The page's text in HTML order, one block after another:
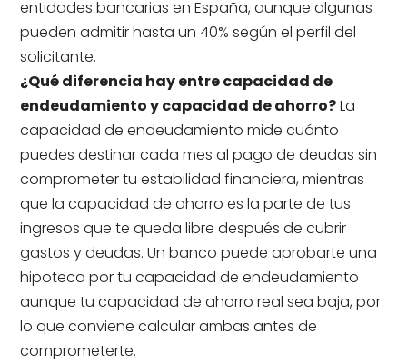
entidades bancarias en España, aunque algunas
pueden admitir hasta un 40% según el perfil del
solicitante.
¿Qué diferencia hay entre capacidad de
endeudamiento y capacidad de ahorro?La
capacidad de endeudamiento mide cuánto
puedes destinar cada mes al pago de deudas sin
comprometer tu estabilidad financiera, mientras
que la capacidad de ahorro es la parte de tus
ingresos que te queda libre después de cubrir
gastos y deudas. Un banco puede aprobarte una
hipoteca por tu capacidad de endeudamiento
aunque tu capacidad de ahorro real sea baja, por
lo que conviene calcular ambas antes de
comprometerte.